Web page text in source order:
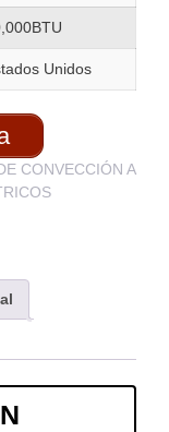
Unidos
CONVECCIÓN A